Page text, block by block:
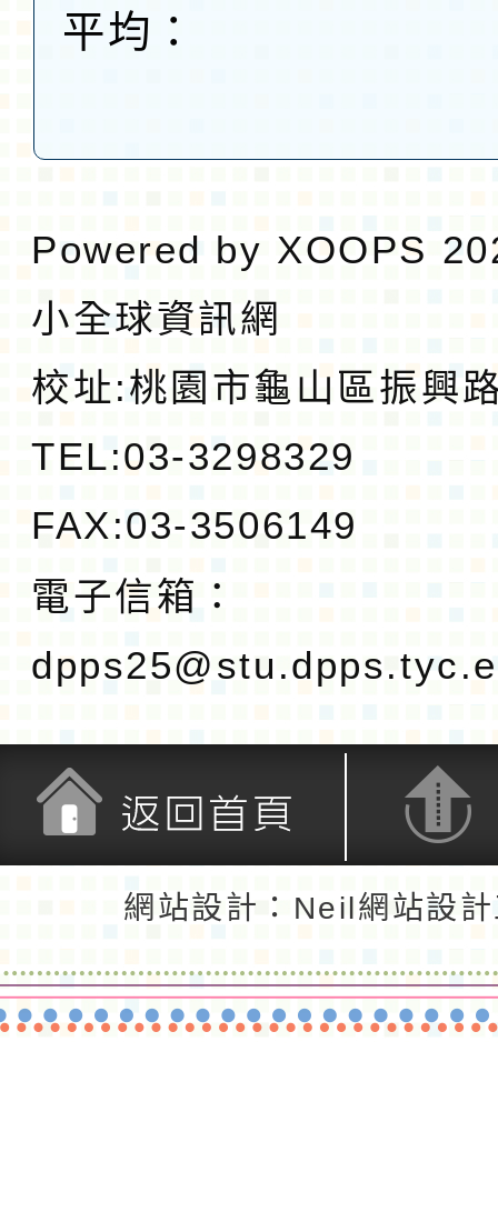
平均：
Powered by XOOPS
小全球資訊網
校址:桃園市龜山區振興
TEL:03-3298329
FAX:03-3506149
電子信箱：
返回頂端
網站設計：Neil網站設